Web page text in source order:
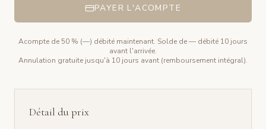
PAYER L'ACOMPTE
Acompte de 50 % (—) débité maintenant. Solde de— débité 10 jours
avant l'arrivée.
Annulation gratuite jusqu'à 10 jours avant (remboursement intégral).
Détail du prix